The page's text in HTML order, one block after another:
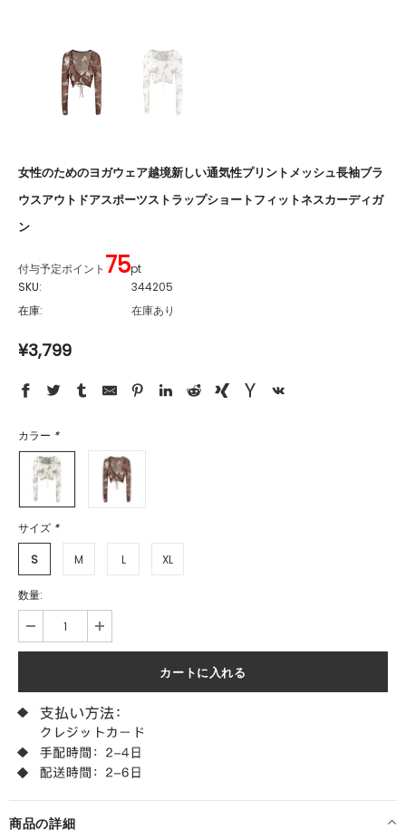
女性のためのヨガウェア越境新しい通気性プリントメッシュ長袖ブラ
ウスアウトドアスポーツストラップショートフィットネスカーディガ
ン
付与予定ポイント 75pt
SKU:
344205
在庫:
在庫あり
¥3,799
カラー *
サイズ *
S M L XL
数量:
商品の詳細